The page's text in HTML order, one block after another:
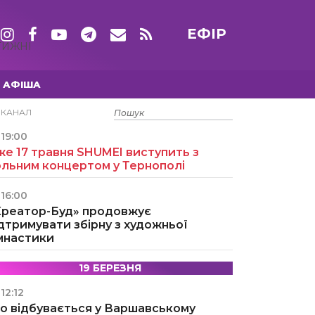
ЕФІР
АФІША
15 ТРАВНЯ
19:00
17 травня SHUMEI виступить з
концертом у Тернополі
16:00
Буд» продовжує
збірну з художньої
19 БЕРЕЗНЯ
12:12
відбувається у Варшавському